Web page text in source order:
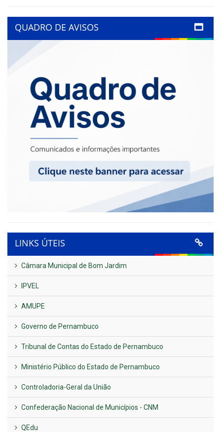
QUADRO DE AVISOS
LINKS ÚTEIS
Câmara Municipal de Bom Jardim
IPVEL
AMUPE
Governo de Pernambuco
Tribunal de Contas do Estado de Pernambuco
Ministério Público do Estado de Pernambuco
Controladoria-Geral da União
Confederação Nacional de Municípios - CNM
QEdu